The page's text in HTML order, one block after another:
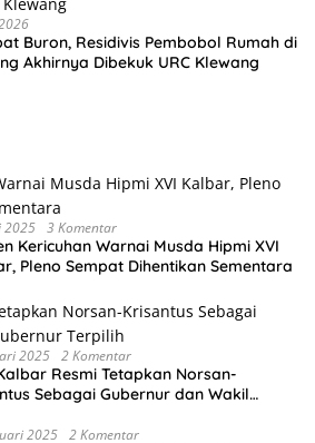
Buron, Residivis Pembobol Rumah di
Akhirnya Dibekuk URC Klewang
2025 3 Komentar
Kericuhan Warnai Musda Hipmi XVI
Pleno Sempat Dihentikan Sementara
2025 2 Komentar
Resmi Tetapkan Norsan-
Sebagai Gubernur dan Wakil
2025 2 Komentar